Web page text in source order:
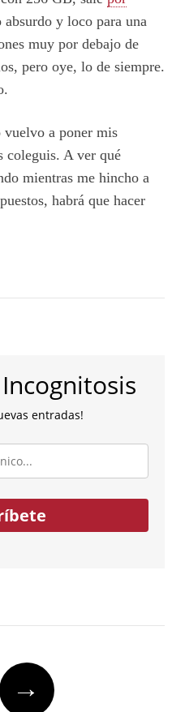
y loco para una
muy por debajo de
pero oye, lo de siempre.
vuelvo a poner mis
coleguis. A ver qué
mientras me hincho a
habrá que hacer
entradas!
→